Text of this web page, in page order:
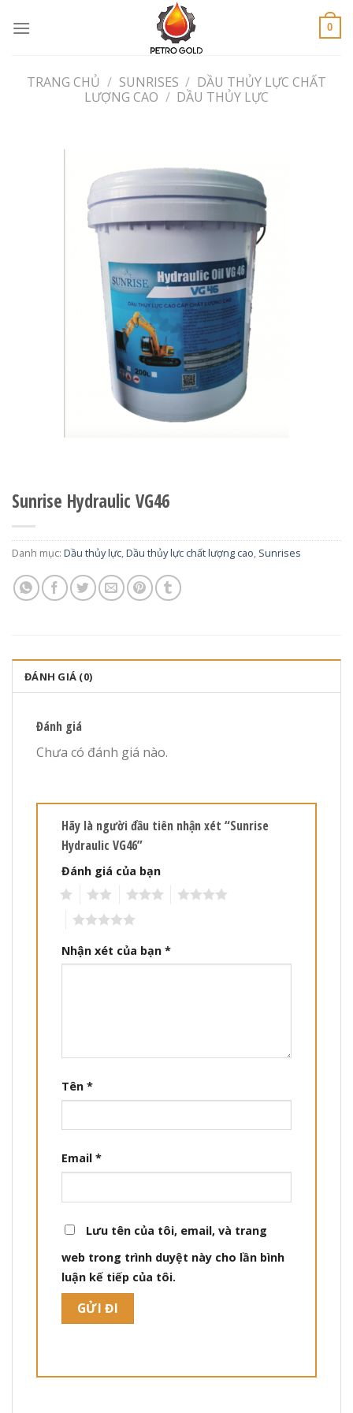
0
TRANG CHỦ / SUNRISES / DẦU THỦY LỰC CHẤT
LƯỢNG CAO / DẦU THỦY LỰC
Sunrise Hydraulic VG46
Danh mục: Dầu thủy lực,Dầu thủy lực chất lượng cao, Sunrises
ĐÁNH GIÁ (0)
Đánh giá
Chưa có đánh giá nào.
Hãy là người đầu tiên nhận xét “Sunrise
Hydraulic VG46”
Đánh giá của bạn
Nhận xét của bạn *
Tên *
Email *
Lưu tên của tôi, email, và trang
web trong trình duyệt này cho lần bình
luận kế tiếp của tôi.